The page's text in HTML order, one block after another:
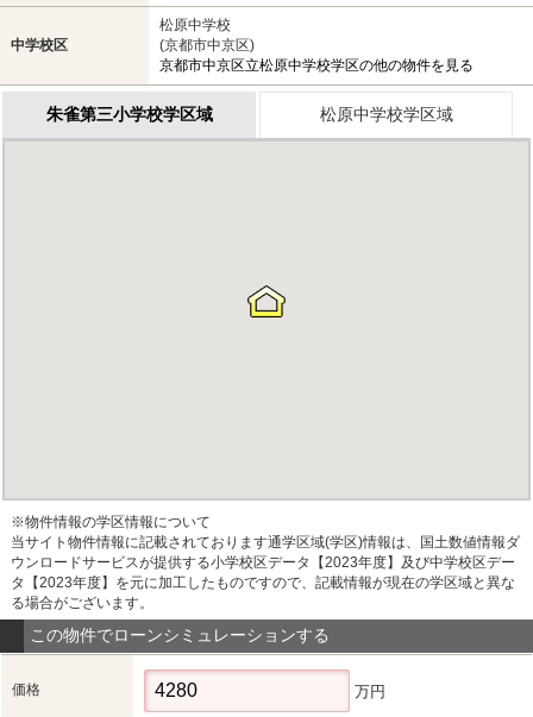
中学校区
松原中学校
(京都市中京区)
京都市中京区立松原中学校学区の他の物件を見る
朱雀第三小学校学区域 松原中学校学区域
※物件情報の学区情報について
当サイト物件情報に記載されております通学区域(学区)情報は、国土数値情報ダ
ウンロードサービスが提供する小学校区データ【2023年度】及び中学校区デー
タ【2023年度】を元に加工したものですので、記載情報が現在の学区域と異な
る場合がございます。
この物件でローンシミュレーションする
価格 万円